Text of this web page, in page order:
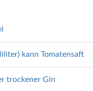
kann Tomatensaft
trockener Gin